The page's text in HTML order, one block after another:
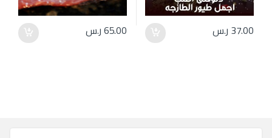
37.00 ر.س 65.00ر.س